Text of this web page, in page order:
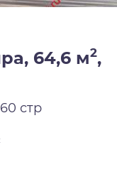
64,6 м2,
стр